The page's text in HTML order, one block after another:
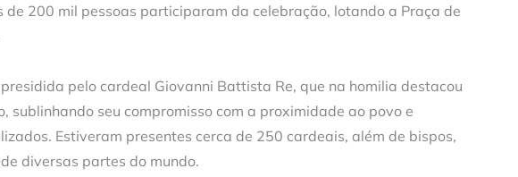
de 200 mil pessoas participaram da celebração, lotando a Praça de
pelo cardeal Giovanni Battista Re, que na homilia destacou
sublinhando seu compromisso com a proximidade ao povo e
Estiveram presentes cerca de 250 cardeais, além de bispos,
diversas partes do mundo.